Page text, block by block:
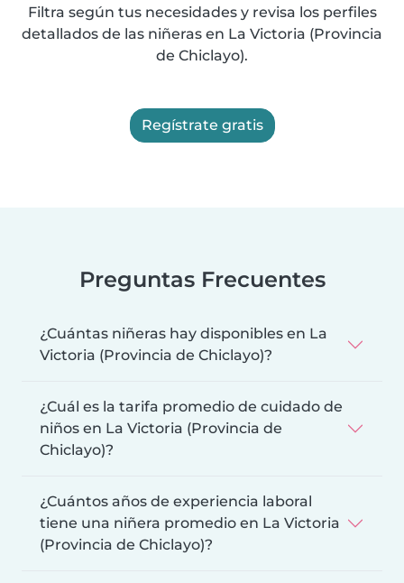
Filtra según tus necesidades y revisa los perfiles
detallados de las niñeras en La Victoria (Provincia
de Chiclayo).
Regístrate gratis
Preguntas Frecuentes
¿Cuántas niñeras hay disponibles en La
Victoria (Provincia de Chiclayo)?
¿Cuál es la tarifa promedio de cuidado de
niños en La Victoria (Provincia de
Chiclayo)?
¿Cuántos años de experiencia laboral
tiene una niñera promedio en La Victoria
(Provincia de Chiclayo)?